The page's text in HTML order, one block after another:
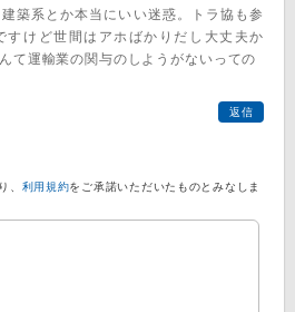
築系とか本当にいい迷惑。トラ協も参
すけど世間はアホばかりだし大丈夫か
て運輸業の関与のしようがないっての
返信
、 利用規約をご承諾いただいたものとみなしま